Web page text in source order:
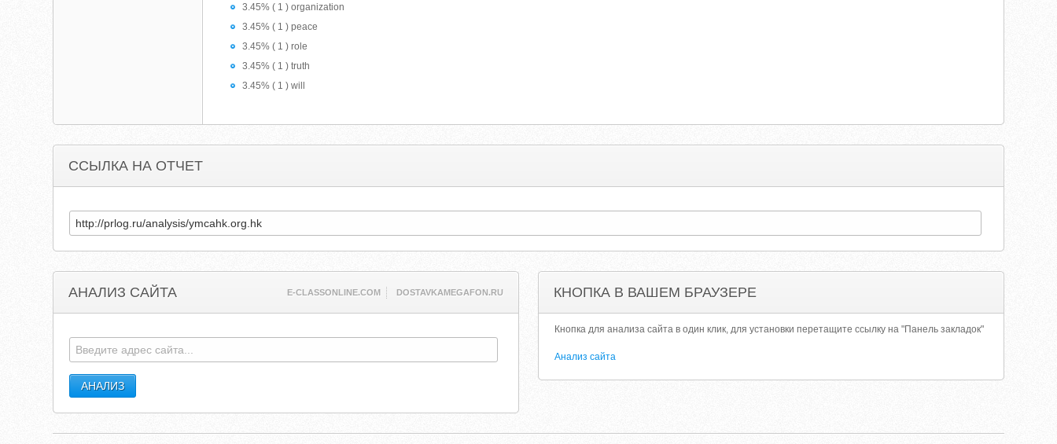
3.45% ( 1 ) organization
3.45% ( 1 ) peace
3.45% ( 1 ) role
3.45% ( 1 ) truth
3.45% ( 1 ) will
ССЫЛКА НА ОТЧЕТ
АНАЛИЗ САЙТА E-CLASSONLINE.COM DOSTAVKAMEGAFON.RU КНОПКА В ВАШЕМ БРАУЗЕРЕ
Кнопка для анализа сайта в один клик, для установки перетащите ссылку на "Панель закладок"
Анализ сайта